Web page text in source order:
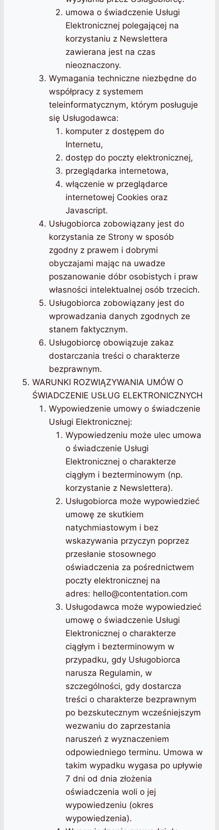
umowa o świadczenie Usługi
Elektronicznej polegającej na
korzystaniu z Newslettera
zawierana jest na czas
nieoznaczony.
Wymagania techniczne niezbędne do
współpracy z systemem
teleinformatycznym, którym posługuje
się Usługodawca:
komputer z dostępem do
Internetu,
dostęp do poczty elektronicznej,
przeglądarka internetowa,
włączenie w przeglądarce
internetowej Cookies oraz
Javascript.
Usługobiorca zobowiązany jest do
korzystania ze Strony w sposób
zgodny z prawem i dobrymi
obyczajami mając na uwadze
poszanowanie dóbr osobistych i praw
własności intelektualnej osób trzecich.
Usługobiorca zobowiązany jest do
wprowadzania danych zgodnych ze
stanem faktycznym.
Usługobiorcę obowiązuje zakaz
dostarczania treści o charakterze
bezprawnym.
WARUNKI ROZWIĄZYWANIA UMÓW O
ŚWIADCZENIE USŁUG ELEKTRONICZNYCH
Wypowiedzenie umowy o świadczenie
Usługi Elektronicznej:
Wypowiedzeniu może ulec umowa
o świadczenie Usługi
Elektronicznej o charakterze
ciągłym i bezterminowym (np.
korzystanie z Newslettera).
Usługobiorca może wypowiedzieć
umowę ze skutkiem
natychmiastowym i bez
wskazywania przyczyn poprzez
przesłanie stosownego
oświadczenia za pośrednictwem
poczty elektronicznej na
adres: hello@contentation.com
Usługodawca może wypowiedzieć
umowę o świadczenie Usługi
Elektronicznej o charakterze
ciągłym i bezterminowym w
przypadku, gdy Usługobiorca
narusza Regulamin, w
szczególności, gdy dostarcza
treści o charakterze bezprawnym
po bezskutecznym wcześniejszym
wezwaniu do zaprzestania
naruszeń z wyznaczeniem
odpowiedniego terminu. Umowa w
takim wypadku wygasa po upływie
7 dni od dnia złożenia
oświadczenia woli o jej
wypowiedzeniu (okres
wypowiedzenia).